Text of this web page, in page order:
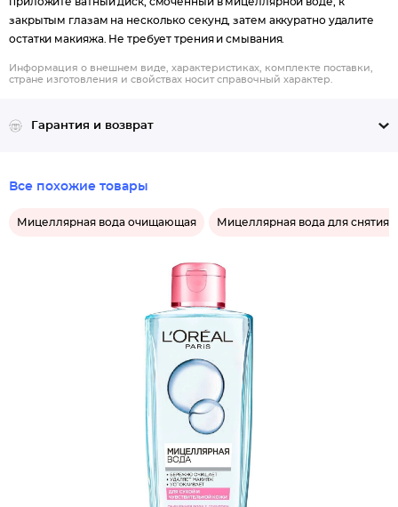
закрытым глазам на несколько секунд, затем аккуратно удалите
остатки макияжа. Не требует трения и смывания.
Информация о внешнем виде, характеристиках, комплекте поставки,
стране изготовления и свойствах носит справочный характер.
Гарантия и возврат
Все похожие товары
Мицеллярная вода очищающая Мицеллярная вода для снятия